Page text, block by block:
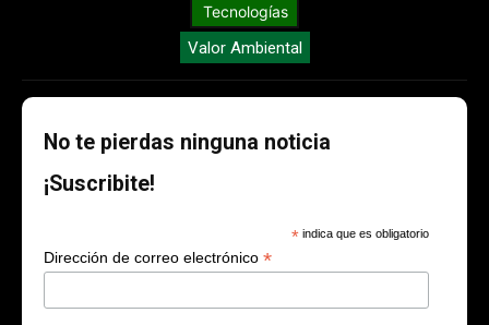
Tecnologías
Valor Ambiental
No te pierdas ninguna noticia
¡Suscribite!
* indica que es obligatorio
Dirección de correo electrónico *